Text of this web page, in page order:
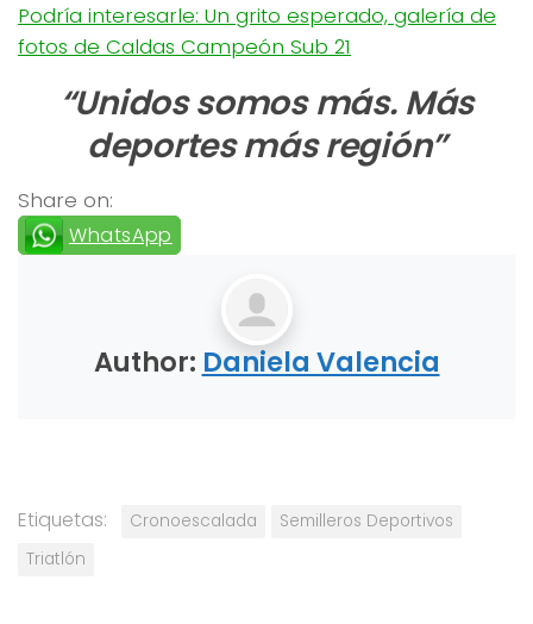
Podría interesarle: Un grito esperado, galería de
fotos de Caldas Campeón Sub 21
“Unidos somos más. Más
deportes más región”
Share on:
WhatsApp
Author: Daniela Valencia
Etiquetas: Cronoescalada
Semilleros Deportivos
Triatlón